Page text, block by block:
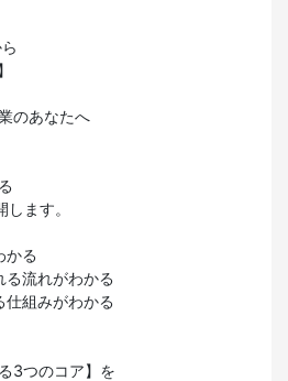
のあなたへ
ます。
る
流れがわかる
組みがわかる
3つのコア】を